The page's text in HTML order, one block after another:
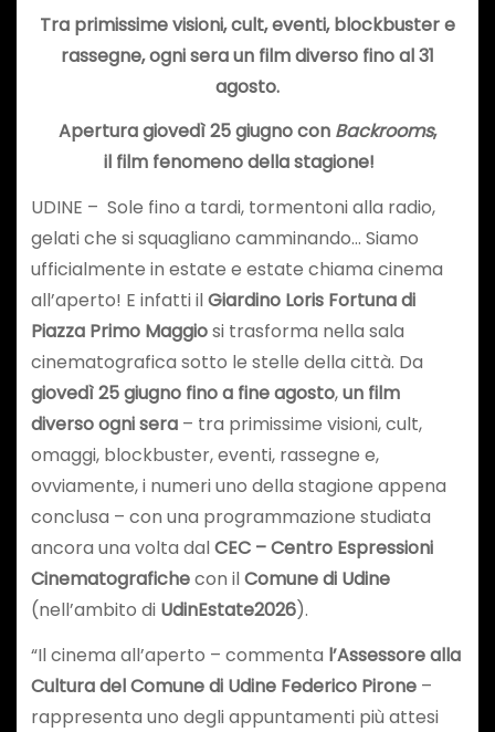
Tra primissime visioni, cult, eventi, blockbuster e
rassegne, ogni sera un film diverso fino al 31
agosto.
Apertura giovedì 25 giugno con Backrooms,
il film fenomeno della stagione!
UDINE – Sole fino a tardi, tormentoni alla radio,
gelati che si squagliano camminando… Siamo
ufficialmente in estate e estate chiama cinema
all’aperto! E infatti ilGiardino Loris Fortuna di
Piazza Primo Maggiosi trasforma nella sala
cinematografica sotto le stelle della città. Da
giovedì 25 giugno fino a fine agosto,un film
diverso ogni sera– tra primissime visioni, cult,
omaggi, blockbuster, eventi, rassegne e,
ovviamente, i numeri uno della stagione appena
conclusa – con una programmazione studiata
ancora una volta dalCEC – Centro Espressioni
Cinematografichecon ilComune di Udine
(nell’ambito di UdinEstate2026).
“Il cinema all’aperto – commenta l’Assessore alla
Cultura del Comune di Udine Federico Pirone –
rappresenta uno degli appuntamenti più attesi